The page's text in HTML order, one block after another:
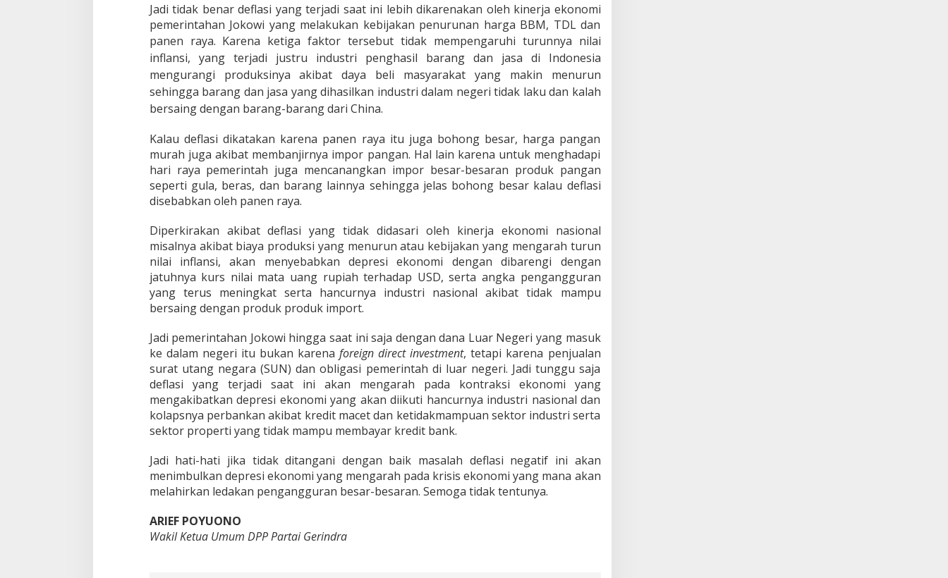
Jadi tidak benar deflasi yang terjadi saat ini lebih dikarenakan oleh kinerja ekonomi
pemerintahan Jokowi yang melakukan kebijakan penurunan harga BBM, TDL dan
panen raya. Karena ketiga faktor tersebut tidak mempengaruhi turunnya nilai
inflansi, yang terjadi justru industri penghasil barang dan jasa di Indonesia
mengurangi produksinya akibat daya beli masyarakat yang makin menurun
sehingga barang dan jasa yang dihasilkan industri dalam negeri tidak laku dan kalah
bersaing dengan barang-barang dari China.
Kalau deflasi dikatakan karena panen raya itu juga bohong besar, harga pangan
murah juga akibat membanjirnya impor pangan. Hal lain karena untuk menghadapi
hari raya pemerintah juga mencanangkan impor besar-besaran produk pangan
seperti gula, beras, dan barang lainnya sehingga jelas bohong besar kalau deflasi
disebabkan oleh panen raya.
Diperkirakan akibat deflasi yang tidak didasari oleh kinerja ekonomi nasional
misalnya akibat biaya produksi yang menurun atau kebijakan yang mengarah turun
nilai inflansi, akan menyebabkan depresi ekonomi dengan dibarengi dengan
jatuhnya kurs nilai mata uang rupiah terhadap USD, serta angka pengangguran
yang terus meningkat serta hancurnya industri nasional akibat tidak mampu
bersaing dengan produk produk import.
Jadi pemerintahan Jokowi hingga saat ini saja dengan dana Luar Negeri yang masuk
ke dalam negeri itu bukan karenaforeign direct investment, tetapi karena penjualan
surat utang negara (SUN) dan obligasi pemerintah di luar negeri. Jadi tunggu saja
deflasi yang terjadi saat ini akan mengarah pada kontraksi ekonomi yang
mengakibatkan depresi ekonomi yang akan diikuti hancurnya industri nasional dan
kolapsnya perbankan akibat kredit macet dan ketidakmampuan sektor industri serta
sektor properti yang tidak mampu membayar kredit bank.
Jadi hati-hati jika tidak ditangani dengan baik masalah deflasi negatif ini akan
menimbulkan depresi ekonomi yang mengarah pada krisis ekonomi yang mana akan
melahirkan ledakan pengangguran besar-besaran. Semoga tidak tentunya.
ARIEF POYUONO
Wakil Ketua Umum DPP Partai Gerindra